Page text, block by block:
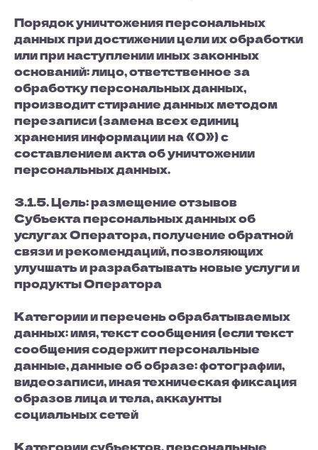
Порядок уничтожения персональных
данных при достижении цели их обработки
или при наступлении иных законных
оснований: лицо, ответственное за
обработку персональных данных,
производит стирание данных методом
перезаписи (замена всех единиц
хранения информации на «0») с
составлением акта об уничтожении
персональных данных.
3.1.5. Цель: размещение отзывов
Субъекта персональных данных об
услугах Оператора, получение обратной
связи и рекомендаций, позволяющих
улучшать и разрабатывать новые услуги и
продукты Оператора
Категории и перечень обрабатываемых
данных: имя, текст сообщения (если текст
сообщения содержит персональные
данные, данные об образе: фотографии,
видеозаписи, иная техническая фиксация
образов лица и тела, аккаунты
социальных сетей
Категории субъектов, персональные